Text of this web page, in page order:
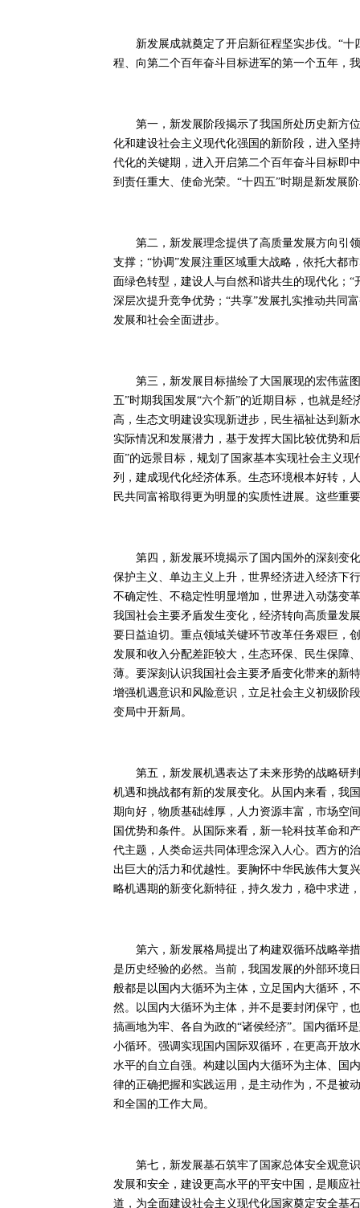
新发展成就奠定了开启新征程坚实步伐。“十
程、向第二个百年奋斗目标进军的第一个五年，
第一，新发展阶段揭示了我国所处历史新方位
化和建设社会主义现代化强国的新阶段，进入坚
代化的关键期，进入开启第二个百年奋斗目标即
到责任重大、使命光荣。“十四五”时期是新发展
第二，新发展理念提供了高质量发展方向引领
支撑；“协调”发展注重区域重大战略，依托大都
面绿色转型，建设人与自然和谐共生的现代化；
深层次提升竞争优势；“共享”发展扎实推动共同
发展和社会全面进步。
第三，新发展目标描绘了大国展现的宏伟蓝图
五”时期我国发展“六个新”的近期目标，也就是
高，生态文明建设实现新进步，民生福祉达到新
实际情况和发展潜力，基于发挥大国比较优势和
面”的远景目标，规划了国家基本实现社会主义
列，建成现代化经济体系。生态环境根本好转，
民共同富裕取得更为明显的实质性进展。这些重
第四，新发展环境揭示了国内国外的深刻变化
保护主义、单边主义上升，世界经济进入经济下
不确定性、不稳定性明显增加，世界进入动荡变
我国社会主要矛盾发生变化，经济转向高质量发
要日益迫切。重点领域关键环节改革任务艰巨，
发展和收入分配差距较大，生态环保、民生保障
薄。要深刻认识我国社会主要矛盾变化带来的新
增强机遇意识和风险意识，立足社会主义初级阶
变局中开新局。
第五，新发展机遇表达了未来形势的战略研判
机遇和挑战都有新的发展变化。从国内来看，我
期向好，物质基础雄厚，人力资源丰富，市场空
国优势和条件。从国际来看，新一轮科技革命和
代主题，人类命运共同体理念深入人心。西方的
出巨大的活力和优越性。要胸怀中华民族伟大复
略机遇期的新变化新特征，持久发力，稳中求进
第六，新发展格局提出了构建双循环战略举措
是历史经验的必然。当前，我国发展的外部环境
般都是以国内大循环为主体，立足国内大循环，
然。以国内大循环为主体，并不是要封闭保守，
搞画地为牢、各自为政的“诸侯经济”。国内循环
小循环。强调实现国内国际双循环，在更高开放
水平的自立自强。构建以国内大循环为主体、国
律的正确把握和实践运用，是主动作为，不是被
和全国的工作大局。
第七，新发展基石筑牢了国家总体安全观意识
发展和安全，建设更高水平的平安中国，是顺应
道，为全面建设社会主义现代化国家奠定安全基